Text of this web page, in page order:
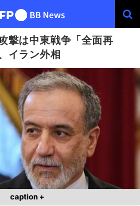
撃は中東戦争「全面再
イラン外相
caption +